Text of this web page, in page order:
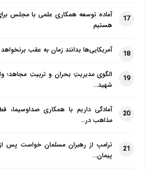
وسلم: (لا تقولوا هکذا، لا تعینوا علیه
ز. أخبرنا معمر، وابن جریج، قال: سئل
رسول الله صلى الله علیه وسلم فی
من حضره، یضربون بأیدیهم ونعالهم
صلى الله علیه وسلم: ارفعوا، و فرض
سوطا، و فرض فیها عمر ثمانین سوطا‌‌.
یک. در گزارش‌های فوق ابزار تنبیه
17
آماده توسعه همکاری علمی با مجلس
هستیم
18 آمریکایی‌ها بدانند زمان به عقب
19
الگوی مدیریتِ بحران و تربیتِ مجاهد؛
شهید…
20
آمادگی داریم با همکاری صداوسیما،
مذاهب در…
21
ترامپ از رهبران مسلمان خواست پس
پیمان…